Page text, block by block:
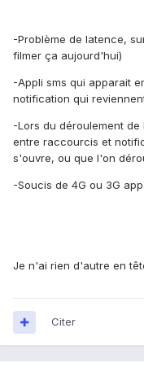
-Problème de latence,
filmer ça aujourd'hui)
-Appli sms qui apparait
notification qui
-Lors du déroulement
entre raccourcis et
s'ouvre, ou que l'on
-Soucis de 4G ou 3G
Je n'ai rien d'autre en
Citer